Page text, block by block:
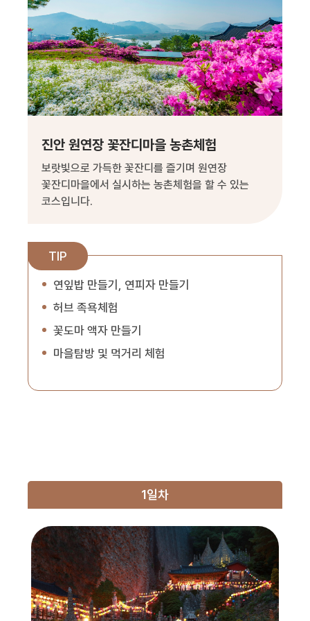
진안 원연장 꽃잔디마을 농촌체험
보랏빛으로 가득한 꽃잔디를 즐기며 원연장
꽃잔디마을에서 실시하는 농촌체험을 할 수 있는
코스입니다.
TIP
연잎밥 만들기, 연피자 만들기
허브 족욕체험
꽃도마 액자 만들기
마을탐방 및 먹거리 체험
1일차